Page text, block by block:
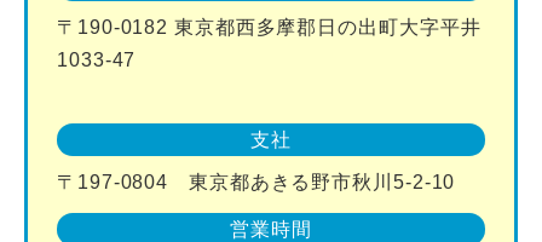
〒190-0182 東京都西多摩郡日の出町大字平井
1033-47
支社
〒197-0804 東京都あきる野市秋川5-2-10
営業時間